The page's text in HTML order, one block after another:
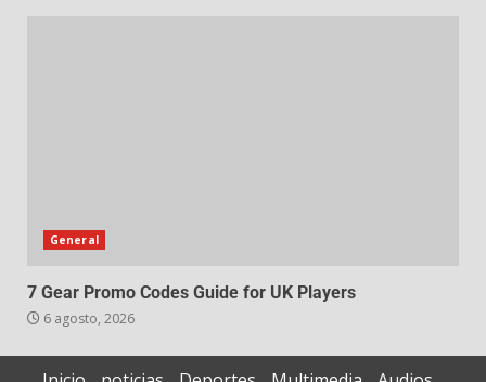
General
7 Gear Promo Codes Guide for UK Players
6 agosto, 2026